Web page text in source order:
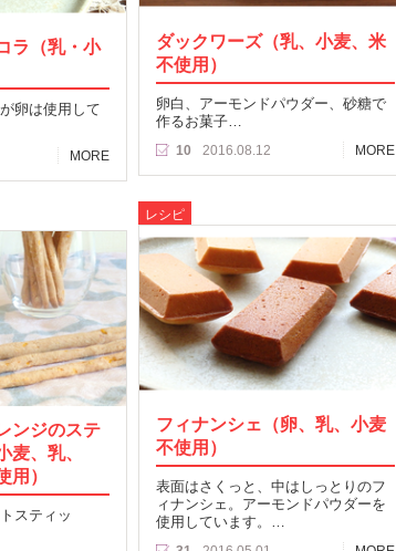
ダックワーズ（乳、小麦、米
不使用）
卵白、アーモンドパウダー、砂糖で
作るお菓子…
10 2016.08.12 MORE
ラ（乳・小
卵は使用して
MORE
レシピ
フィナンシェ（卵、乳、小麦
不使用）
表面はさくっと、中はしっとりのフ
ィナンシェ。アーモンドパウダーを
使用しています。…
ンジのステ
麦、乳、
用）
スティッ